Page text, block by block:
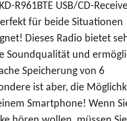
R961BTE USB/CD-
für beide Situationen
Dieses Radio bietet
Soundqualität und
Speicherung von 6
ist aber, die
Smartphone! Wenn